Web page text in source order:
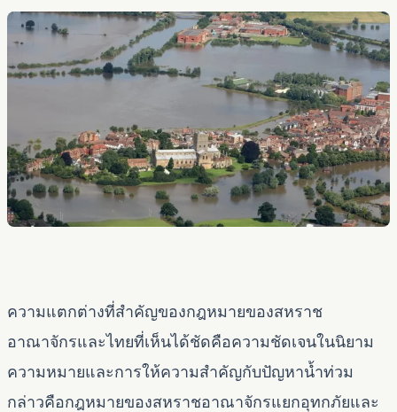
ความแตกต่างที่สำคัญของกฎหมายของสหราช
อาณาจักรและไทยที่เห็นได้ชัดคือความชัดเจนในนิยาม
ความหมายและการให้ความสำคัญกับปัญหาน้ำท่วม
กล่าวคือกฎหมายของสหราชอาณาจักรแยกอุทกภัยและ